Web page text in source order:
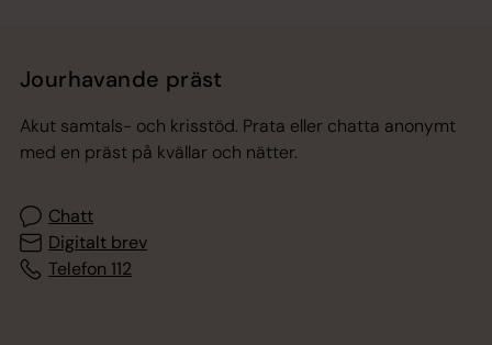
Jourhavande präst
Akut samtals- och krisstöd. Prata eller chatta anonymt
med en präst på kvällar och nätter.
Chatt
Digitalt brev
Telefon 112